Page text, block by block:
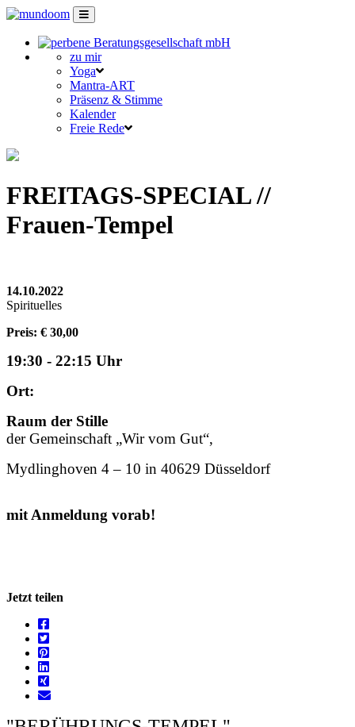
zu mir
Yoga
Mantra-ART
Präsenz & Stimme
Kalender
Freie Rede
FREITAGS-SPECIAL //
Frauen-Tempel
14.10.2022
Spirituelles
Preis: € 30,00
19:30 - 22:15 Uhr
Ort:
Raum der Stille
der Gemeinschaft „Wir vom Gut“,
Mydlinghoven 4 – 10 in 40629 Düsseldorf
mit Anmeldung vorab!
Jetzt teilen